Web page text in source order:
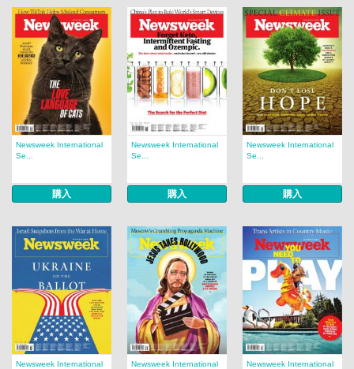
Newsweek International
Se...
購入
Newsweek International
Se...
購入
Newsweek International
Se...
購入
Newsweek International
Newsweek International
Newsweek International